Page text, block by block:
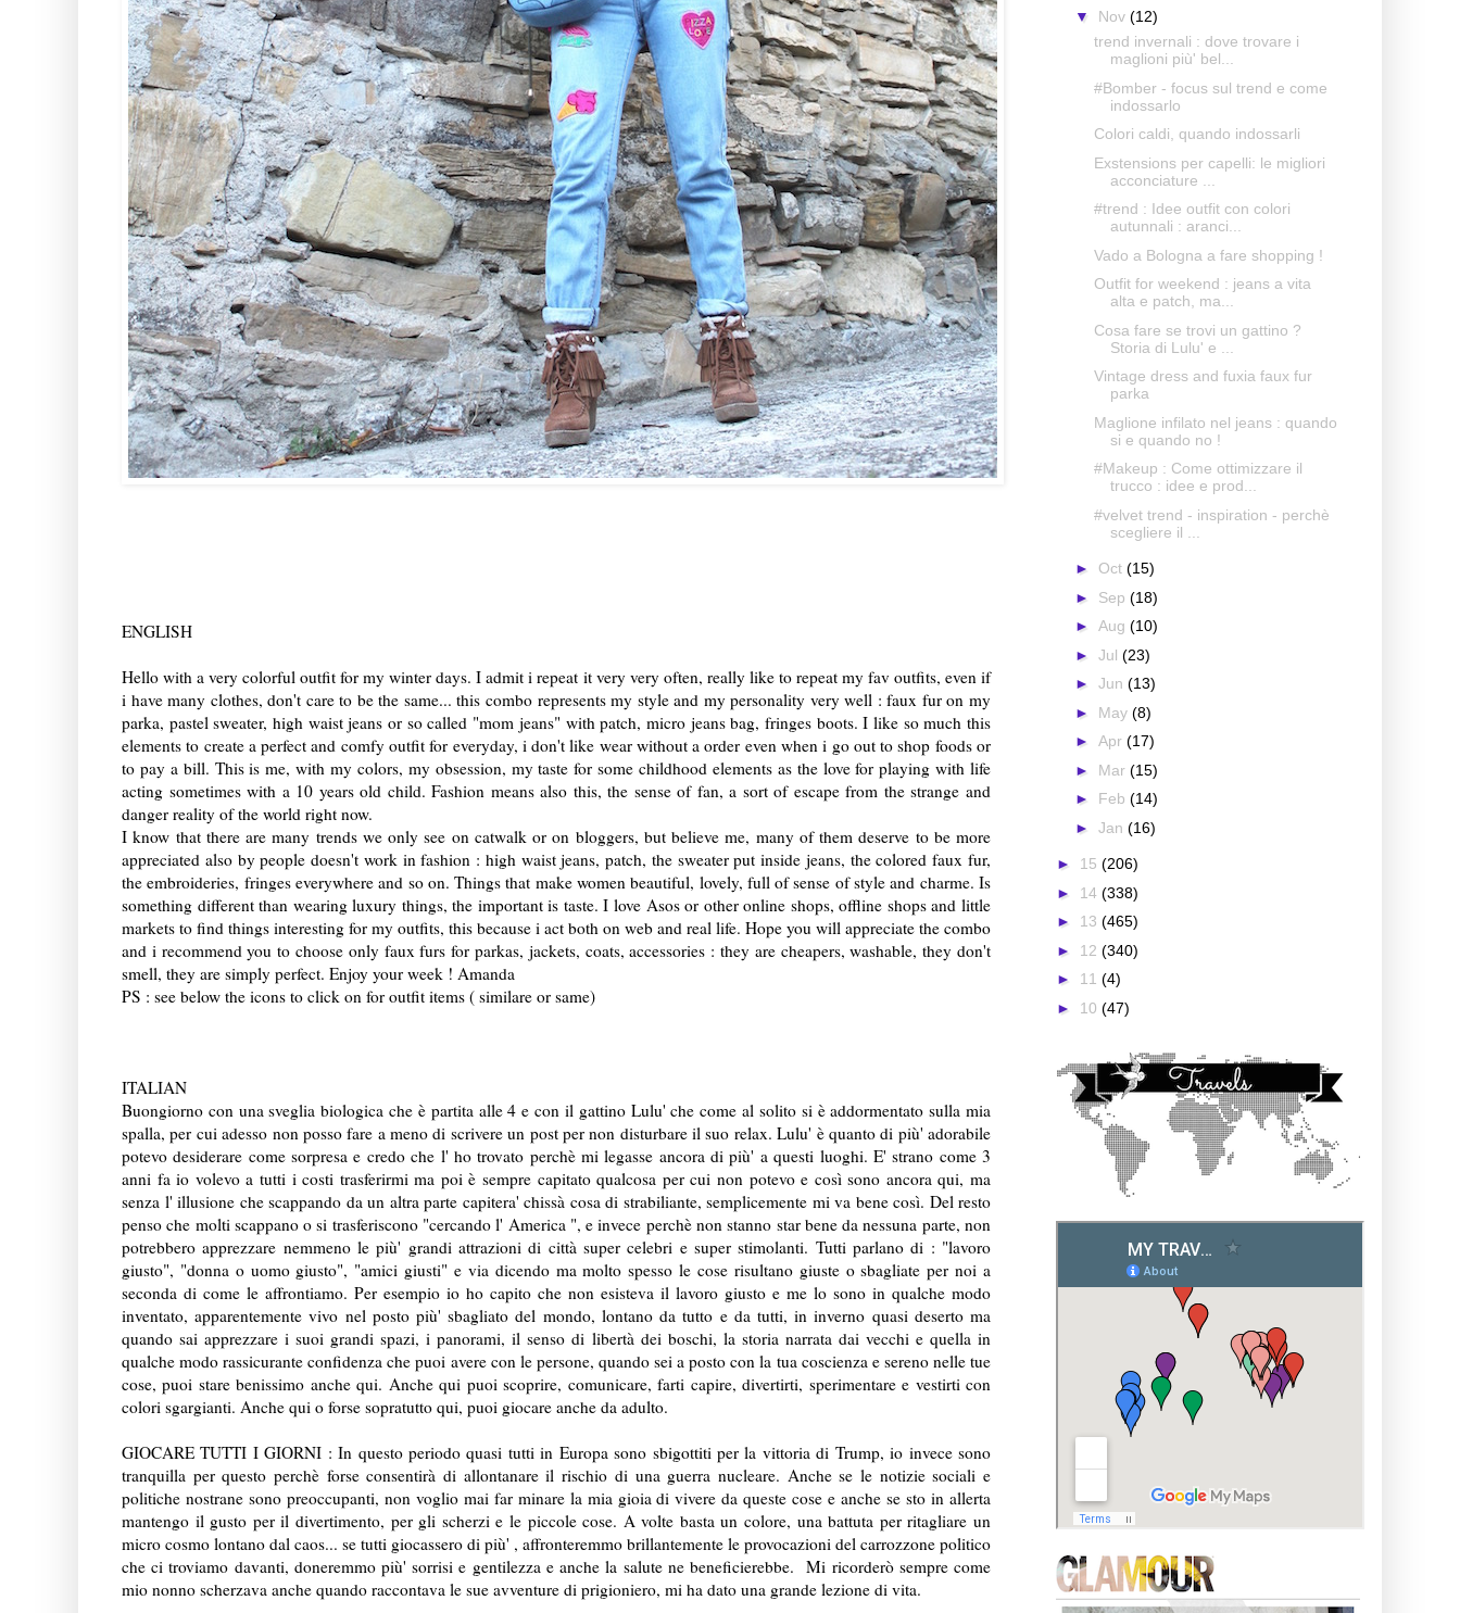
ENGLISH
Hello with a very colorful outfit for my winter days. I admit i repeat it very very often, really like to repeat my fav outfits, even if
i have many clothes, don't care to be the same... this combo represents my style and my personality very well : faux fur on my
parka, pastel sweater, high waist jeans or so called "mom jeans" with patch, micro jeans bag, fringes boots. I like so much this
elements to create a perfect and comfy outfit for everyday, i don't like wear without a order even when i go out to shop foods or
to pay a bill. This is me, with my colors, my obsession, my taste for some childhood elements as the love for playing with life
acting sometimes with a 10 years old child. Fashion means also this, the sense of fan, a sort of escape from the strange and
danger reality of the world right now.
I know that there are many trends we only see on catwalk or on bloggers, but believe me, many of them deserve to be more
appreciated also by people doesn't work in fashion : high waist jeans, patch, the sweater put inside jeans, the colored faux fur,
the embroideries, fringes everywhere and so on. Things that make women beautiful, lovely, full of sense of style and charme. Is
something different than wearing luxury things, the important is taste. I love Asos or other online shops, offline shops and little
markets to find things interesting for my outfits, this because i act both on web and real life. Hope you will appreciate the combo
and i recommend you to choose only faux furs for parkas, jackets, coats, accessories : they are cheapers, washable, they don't
smell, they are simply perfect. Enjoy your week ! Amanda
PS : see below the icons to click on for outfit items ( similare or same)
ITALIAN
Buongiorno con una sveglia biologica che è partita alle 4 e con il gattino Lulu' che come al solito si è addormentato sulla mia
spalla, per cui adesso non posso fare a meno di scrivere un post per non disturbare il suo relax. Lulu' è quanto di più' adorabile
potevo desiderare come sorpresa e credo che l' ho trovato perchè mi legasse ancora di più' a questi luoghi. E' strano come 3
anni fa io volevo a tutti i costi trasferirmi ma poi è sempre capitato qualcosa per cui non potevo e così sono ancora qui, ma
senza l' illusione che scappando da un altra parte capitera' chissà cosa di strabiliante, semplicemente mi va bene così. Del resto
penso che molti scappano o si trasferiscono "cercando l' America ", e invece perchè non stanno star bene da nessuna parte, non
potrebbero apprezzare nemmeno le più' grandi attrazioni di città super celebri e super stimolanti. Tutti parlano di : "lavoro
giusto", "donna o uomo giusto", "amici giusti" e via dicendo ma molto spesso le cose risultano giuste o sbagliate per noi a
seconda di come le affrontiamo. Per esempio io ho capito che non esisteva il lavoro giusto e me lo sono in qualche modo
inventato, apparentemente vivo nel posto più' sbagliato del mondo, lontano da tutto e da tutti, in inverno quasi deserto ma
quando sai apprezzare i suoi grandi spazi, i panorami, il senso di libertà dei boschi, la storia narrata dai vecchi e quella in
qualche modo rassicurante confidenza che puoi avere con le persone, quando sei a posto con la tua coscienza e sereno nelle tue
cose, puoi stare benissimo anche qui. Anche qui puoi scoprire, comunicare, farti capire, divertirti, sperimentare e vestirti con
colori sgargianti. Anche qui o forse sopratutto qui, puoi giocare anche da adulto.
GIOCARE TUTTI I GIORNI : In questo periodo quasi tutti in Europa sono sbigottiti per la vittoria di Trump, io invece sono
tranquilla per questo perchè forse consentirà di allontanare il rischio di una guerra nucleare. Anche se le notizie sociali e
politiche nostrane sono preoccupanti, non voglio mai far minare la mia gioia di vivere da queste cose e anche se sto in allerta
mantengo il gusto per il divertimento, per gli scherzi e le piccole cose. A volte basta un colore, una battuta per ritagliare un
micro cosmo lontano dal caos... se tutti giocassero di più' , affronteremmo brillantemente le provocazioni del carrozzone politico
che ci troviamo davanti, doneremmo più' sorrisi e gentilezza e anche la salute ne beneficierebbe. Mi ricorderò sempre come
mio nonno scherzava anche quando raccontava le sue avventure di prigioniero, mi ha dato una grande lezione di vita.
▼ Nov (12)
trend invernali : dove trovare i
maglioni più' bel...
#Bomber - focus sul trend e come
indossarlo
Colori caldi, quando indossarli
Exstensions per capelli: le migliori
acconciature ...
#trend : Idee outfit con colori
autunnali : aranci...
Vado a Bologna a fare shopping !
Outfit for weekend : jeans a vita
alta e patch, ma...
Cosa fare se trovi un gattino ?
Storia di Lulu' e ...
Vintage dress and fuxia faux fur
parka
Maglione infilato nel jeans : quando
si e quando no !
#Makeup : Come ottimizzare il
trucco : idee e prod...
#velvet trend - inspiration - perchè
scegliere il ...
► Oct (15)
► Sep (18)
► Aug (10)
► Jul (23)
► Jun (13)
► May (8)
► Apr (17)
► Mar (15)
► Feb (14)
► Jan (16)
► 15 (206)
► 14 (338)
► 13 (465)
► 12 (340)
► 11 (4)
► 10 (47)